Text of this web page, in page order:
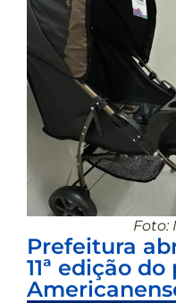
Foto:
Prefeitura
11ª edição